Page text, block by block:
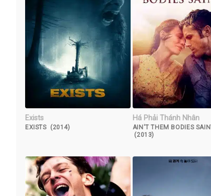
Exists
EXISTS (2014)
Há Phải Thánh Nhân
AIN'T THEM BODIES
(2013)